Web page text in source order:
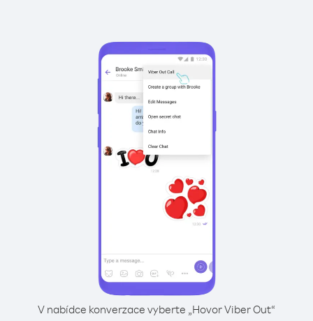
V nabídce konverzace vyberte „Hovor Viber Out“